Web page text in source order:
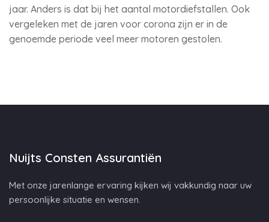
jaar. Anders is dat bij het aantal motordiefstallen. Ook
vergeleken met de jaren voor corona zijn er in de
genoemde periode veel meer motoren gestolen.
Nuijts Consten Assurantiën
Met onze jarenlange ervaring kijken wij vakkundig naar uw
persoonlijke situatie en wensen.